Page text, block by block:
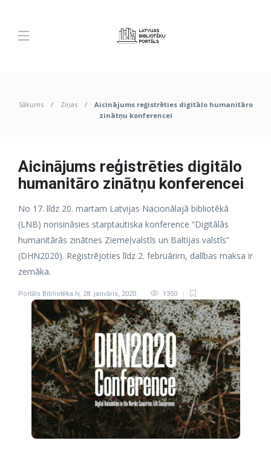
Sākums Ziņas
Aicinājums reģistrēties digitālo humanitāro
zinātņu konferencei
Aicinājums reģistrēties digitālo
humanitāro zinātņu konferencei
No 17. līdz 20. martam Latvijas Nacionālajā bibliotēkā
(LNB) norisināsies starptautiska konference “Digitālās
humanitārās zinātnes Ziemeļvalstīs un Baltijas valstīs”
(DHN2020). Reģistrējoties līdz 2. februārim, dalības maksa ir
zemāka.
Portāls Bibliotēka.lv, 28. janvāris, 2020 1350